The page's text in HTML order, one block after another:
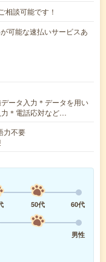
相談可能です！
可能な速払いサービスあ
ータ入力＊データを用い
＊電話応対など…
力不要
50代
60代
男性